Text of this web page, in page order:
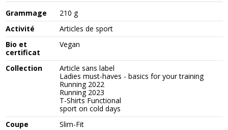
Grammage
210 g
Activité
Articles de sport
Bio et
certificat
Vegan
Collection
Article sans label
Ladies must-haves - basics for your training
Running 2022
Running 2023
T-Shirts Functional
sport on cold days
Coupe
Slim-Fit